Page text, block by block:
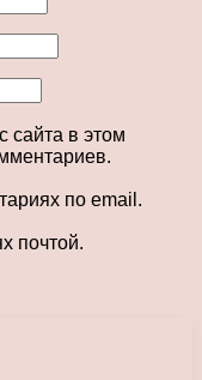
сайта в этом
по email.
почтой.